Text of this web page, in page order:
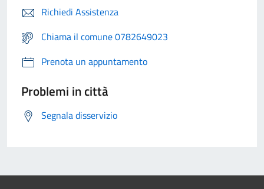
Richiedi Assistenza
Chiama il comune 0782649023
Prenota un appuntamento
Problemi in città
Segnala disservizio